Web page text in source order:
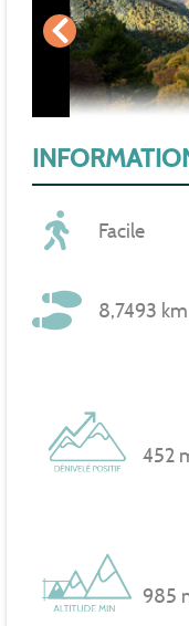
Facile
8,7493 km
452
985